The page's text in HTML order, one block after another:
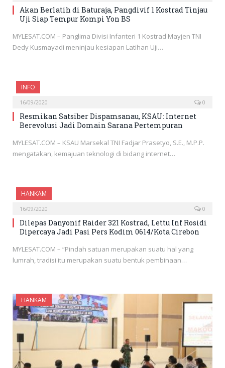
Akan Berlatih di Baturaja, Pangdivif 1 Kostrad Tinjau
Uji Siap Tempur Kompi Yon BS
MYLESAT.COM – Panglima Divisi Infanteri 1 Kostrad Mayjen TNI
Dedy Kusmayadi meninjau kesiapan Latihan Uji…
INFO
16/09/2020 0
Resmikan Satsiber Dispamsanau, KSAU: Internet
Berevolusi Jadi Domain Sarana Pertempuran
MYLESAT.COM – KSAU Marsekal TNI Fadjar Prasetyo, S.E., M.P.P.
mengatakan, kemajuan teknologi di bidang internet…
HANKAM
16/09/2020 0
Dilepas Danyonif Raider 321 Kostrad, Lettu Inf Rosidi
Dipercaya Jadi Pasi Pers Kodim 0614/Kota Cirebon
MYLESAT.COM – “Pindah satuan merupakan suatu hal yang
lumrah, tradisi itu merupakan suatu bentuk pembinaan…
HANKAM